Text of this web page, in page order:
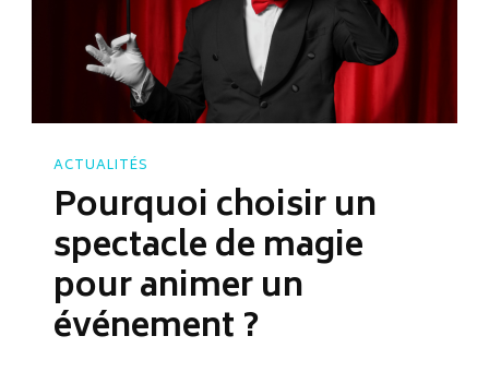
ACTUALITÉS
Pourquoi choisir un
spectacle de magie
pour animer un
événement ?